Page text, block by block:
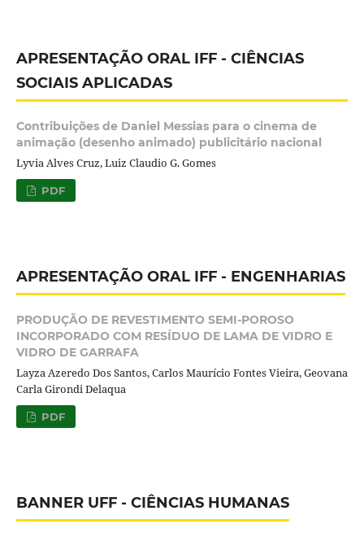
APRESENTAÇÃO ORAL IFF - CIÊNCIAS
SOCIAIS APLICADAS
Contribuições de Daniel Messias para o cinema de
animação (desenho animado) publicitário nacional
Lyvia Alves Cruz, Luiz Claudio G. Gomes
PDF
APRESENTAÇÃO ORAL IFF - ENGENHARIAS
PRODUÇÃO DE REVESTIMENTO SEMI-POROSO
INCORPORADO COM RESÍDUO DE LAMA DE VIDRO E
VIDRO DE GARRAFA
Layza Azeredo Dos Santos, Carlos Maurício Fontes Vieira, Geovana
Carla Girondi Delaqua
PDF
BANNER UFF - CIÊNCIAS HUMANAS